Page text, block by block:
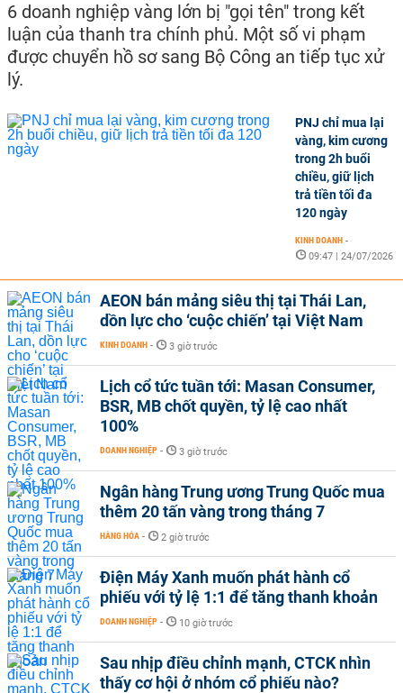
6 doanh nghiệp vàng lớn bị "gọi tên" trong kết
luận của thanh tra chính phủ. Một số vi phạm
được chuyển hồ sơ sang Bộ Công an tiếp tục xử
lý.
PNJ chỉ mua lại
vàng, kim cương
trong 2h buổi
chiều, giữ lịch
trả tiền tối đa
120 ngày
KINH DOANH -
09:47 | 24/07/2026
AEON bán mảng siêu thị tại Thái Lan,
dồn lực cho ‘cuộc chiến’ tại Việt Nam
KINH DOANH - 3 giờ trước
Lịch cổ tức tuần tới: Masan Consumer,
BSR, MB chốt quyền, tỷ lệ cao nhất
100%
DOANH NGHIỆP - 3 giờ trước
Ngân hàng Trung ương Trung Quốc mua
thêm 20 tấn vàng trong tháng 7
HÀNG HÓA - 2 giờ trước
Điện Máy Xanh muốn phát hành cổ
phiếu với tỷ lệ 1:1 để tăng thanh khoản
DOANH NGHIỆP - 10 giờ trước
Sau nhịp điều chỉnh mạnh, CTCK nhìn
thấy cơ hội ở nhóm cổ phiếu nào?